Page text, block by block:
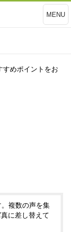
MENU
すめポイントをお
複数の声を集
に差し替えて